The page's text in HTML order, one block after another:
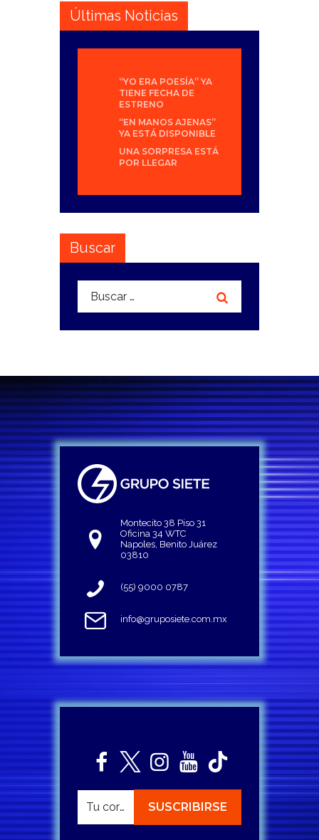
Últimas Noticias
“YO ERA POESÍA” YA
TIENE FECHA DE
ESTRENO
“EN MANOS AJENAS”
YA ESTÁ DISPONIBLE
UNA SORPRESA ESTÁ
POR LLEGAR
Buscar
Buscar:
Montecito 38 Piso 31
Oficina 34 WTC
Napoles, Benito Juárez
03810
(55) 9000 0787
info@gruposiete.com.mx